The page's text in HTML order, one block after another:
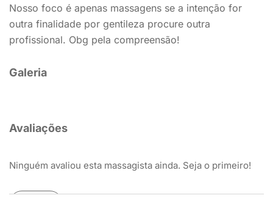
Nosso foco é apenas massagens se a intenção for
outra finalidade por gentileza procure outra
profissional. Obg pela compreensão!
Galeria
Avaliações
Ninguém avaliou esta massagista ainda. Seja o primeiro!